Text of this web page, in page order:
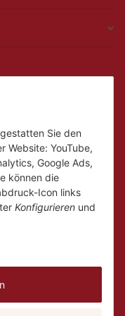
Sie den
Website: YouTube,
Google Ads,
können die
Icon links
Konfigurieren und